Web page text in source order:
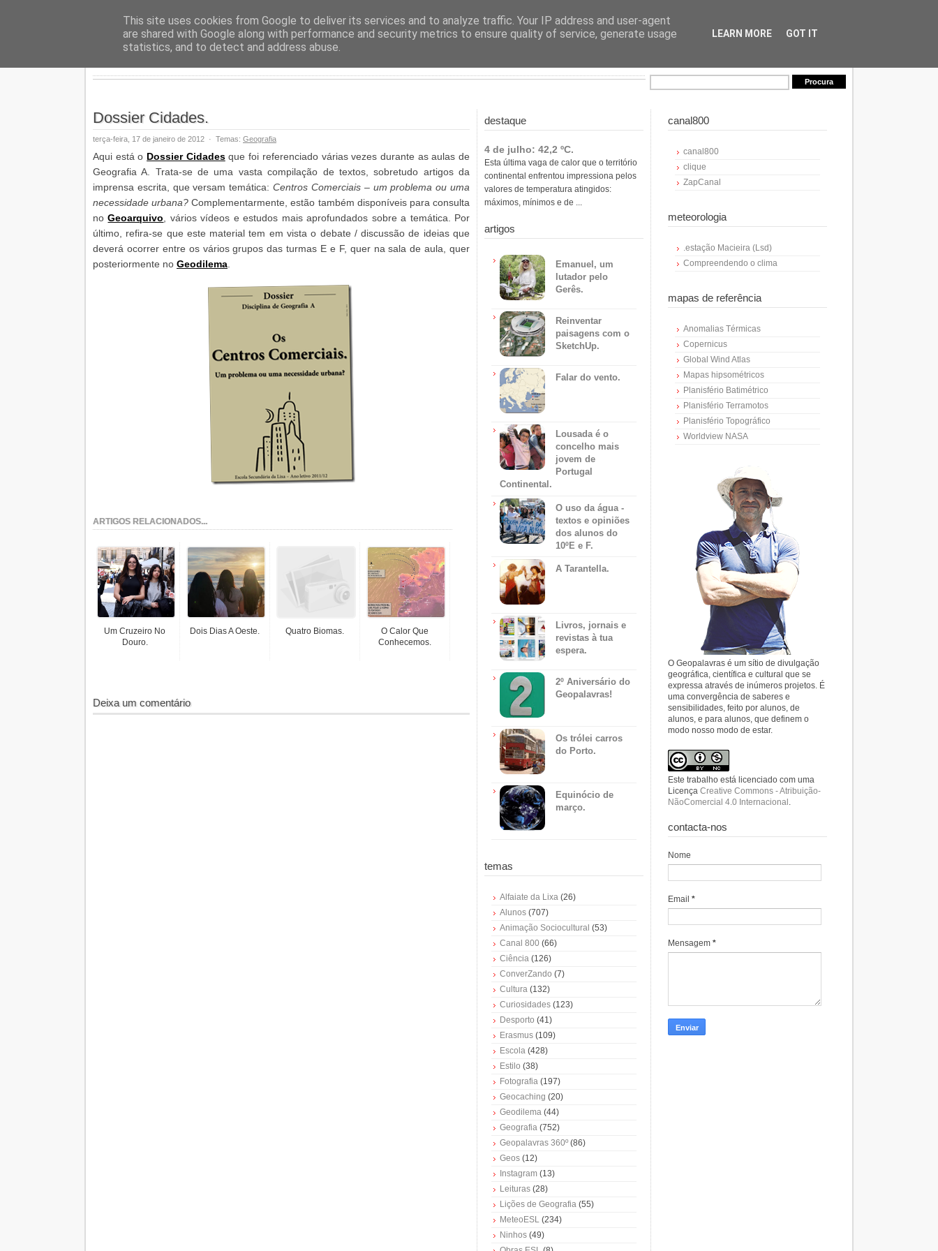
Geopalavras
Dossier Cidades.
terça-feira, 17 de janeiro de 2012 · Temas: Geografia
Aqui está o Dossier Cidadesque foi referenciado várias vezes durante as aulas de
Geografia A. Trata-se de uma vasta compilação de textos, sobretudo artigos da
imprensa escrita, que versam temática:Centros Comerciais – um problema ou uma
necessidade urbana? Complementarmente, estão também disponíveis para consulta
noGeoarquivo , vários vídeos e estudos mais aprofundados sobre a temática. Por
último, refira-se que este material tem em vista o debate / discussão de ideias que
deverá ocorrer entre os vários grupos das turmas E e F, quer na sala de aula, quer
posteriormente no Geodilema
ARTIGOS RELACIONADOS...
Um Cruzeiro No
Douro.
Dois Dias A Oeste. Quatro Biomas.
O Calor Que
Conhecemos.
Deixa um comentário
destaque
4 de julho: 42,2 ºC.
Esta última vaga de calor que o território
continental enfrentou impressiona pelos
valores de temperatura atingidos:
máximos, mínimos e de ...
artigos
Emanuel, um
lutador pelo
Gerês.
Reinventar
paisagens com o
SketchUp.
Falar do vento.
Lousada é o
concelho mais
jovem de
Portugal
Continental.
O uso da água -
textos e opiniões
dos alunos do
10ºE e F.
A Tarantella.
Livros, jornais e
revistas à tua
espera.
2º Aniversário do
Geopalavras!
Os trólei carros
do Porto.
Equinócio de
março.
temas
Alfaiate da Lixa (26)
Alunos (707)
Animação Sociocultural (53)
Canal 800 (66)
Ciência (126)
ConverZando (7)
Cultura (132)
Curiosidades (123)
Desporto (41)
Erasmus (109)
Escola (428)
Estilo (38)
Fotografia (197)
Geocaching (20)
Geodilema (44)
Geografia (752)
Geopalavras 360º (86)
Geos (12)
Instagram (13)
Leituras (28)
Lições de Geografia (55)
MeteoESL (234)
Ninhos (49)
canal800
canal800
clique
ZapCanal
meteorologia
.estação Macieira (Lsd)
Compreendendo o clima
mapas de referência
Anomalias Térmicas
Copernicus
Global Wind Atlas
Mapas hipsométricos
Planisfério Batimétrico
Planisfério Terramotos
Planisfério Topográfico
Worldview NASA
O Geopalavras é um sítio de divulgação
geográfica, científica e cultural que se
expressa através de inúmeros projetos. É
uma convergência de saberes e
sensibilidades, feito por alunos, de
alunos, e para alunos, que definem o
modo nosso modo de estar.
Este trabalho está licenciado com uma
Licença Creative Commons - Atribuição-
NãoComercial 4.0 Internacional .
contacta-nos
Nome
Email *
Mensagem *
This site uses cookies from Google to deliver its services and to analyze traffic. Your IP address and user-agent
are shared with Google along with performance and security metrics to ensure quality of service, generate usage
statistics, and to detect and address abuse.
LEARN MORE GOT IT